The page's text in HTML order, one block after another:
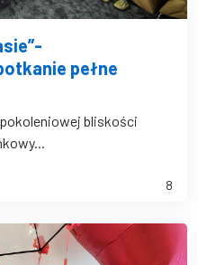
pełne
bliskości
8